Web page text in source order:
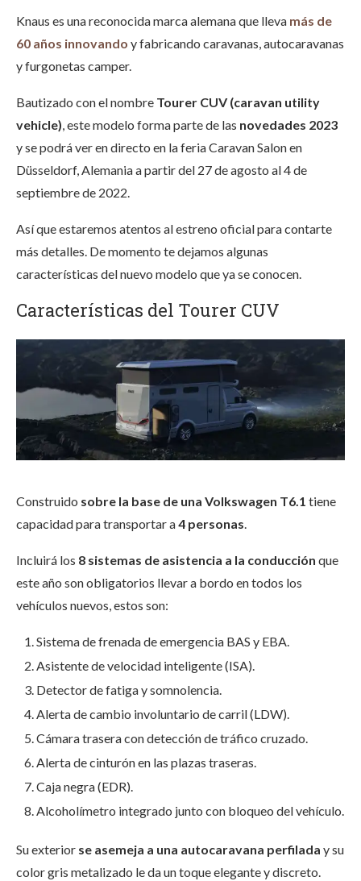
Knaus es una reconocida marca alemana que lleva más de
60 años innovando y fabricando caravanas, autocaravanas
y furgonetas camper.
Bautizado con el nombre Tourer CUV (caravan utility
vehicle) , este modelo forma parte de las novedades 2023
y se podrá ver en directo en laferia Caravan Salon en
Düsseldorf, Alemania a partir del 27 de agosto al 4 de
septiembre de 2022.
Así que estaremos atentos al estreno oficial para contarte
más detalles. De momento te dejamos algunas
características del nuevo modelo que ya se conocen.
Características del Tourer CUV
Construido sobre la base de una Volkswagen T6.1 tiene
capacidad para transportar a4 personas.
Incluirá los 8 sistemas de asistencia a la conducción que
este año son obligatorios llevar a bordo en todos los
vehículos nuevos, estos son:
Sistema de frenada de emergencia BAS y EBA.
Asistente de velocidad inteligente (ISA).
Detector de fatiga y somnolencia.
Alerta de cambio involuntario de carril (LDW).
Cámara trasera con detección de tráfico cruzado.
Alerta de cinturón en las plazas traseras.
Caja negra (EDR).
Alcoholímetro integrado junto con bloqueo del vehículo.
Su exterior se asemeja a una autocaravana perfilada y su
color gris metalizado le da un toque elegante y discreto.